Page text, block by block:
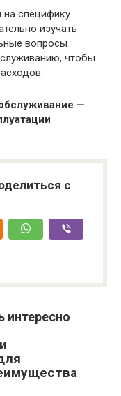
на специфику
изучать
вопросы
чтобы
—
с